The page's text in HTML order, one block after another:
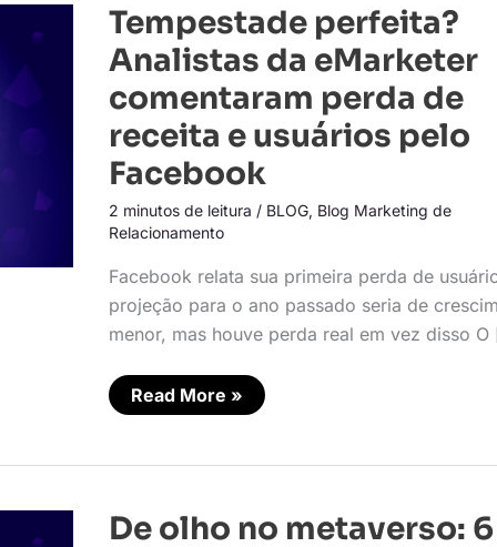
Tempestade perfeita?
Analistas da eMarketer
comentaram perda de
receita e usuários pelo
Facebook
2 minutos de leitura / BLOG, Blog Marketing de
Relacionamento
Facebook relata sua primeira perda de
projeção para o ano passado seria de
menor, mas houve perda real em vez disso
Tempestade
perfeita?
Analistas
da
eMarketer
comentaram
de
receita
e
usuários
pelo
Facebook
Read More »
De olho no metaverso: 6
De
olho